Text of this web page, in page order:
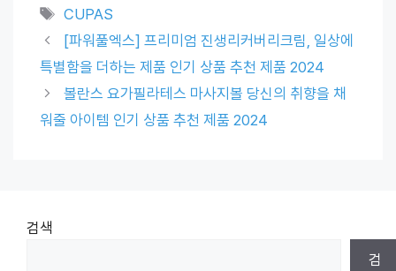
Tags
CUPAS
[파워풀엑스] 프리미엄 진생리커버리크림, 일상에
특별함을 더하는 제품 인기 상품 추천 제품 2024
볼란스 요가필라테스 마사지볼 당신의 취향을 채
워줄 아이템 인기 상품 추천 제품 2024
검색
검